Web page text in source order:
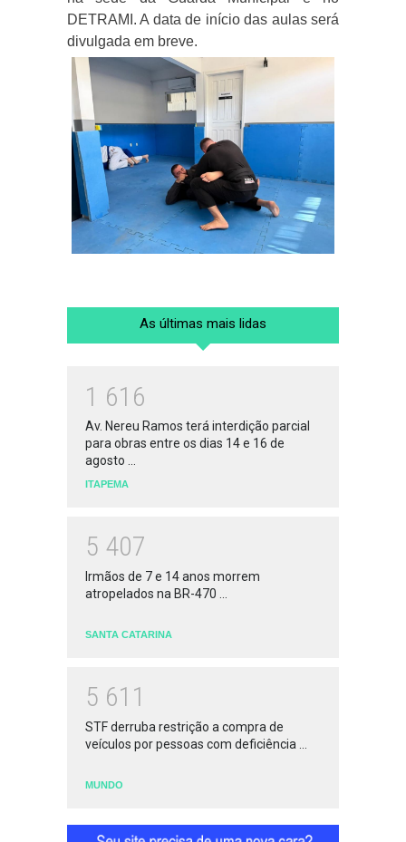
DETRAMI. A data de início das aulas será
divulgada em breve.
As últimas mais lidas
1 61 6
Av. Nereu Ramos terá interdição parcial
para obras entre os dias 14 e 16 de
agosto ...
ITAPEMA
5 407
Irmãos de 7 e 14 anos morrem
atropelados na BR-470 ...
SANTA CATARINA
5 61 1
STF derruba restrição a compra de
veículos por pessoas com deficiência ...
MUNDO